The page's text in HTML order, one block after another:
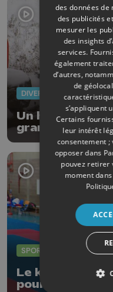
DIVERS
Un habit
grands froids
SPORTS
Le karaté
pour un stage
des données
des publicités
mesurer les
des insights
services.
également
d’autres,
de
s’appliquent
Certains
leur intérêt
consentement ;
opposer dans
pouvez retirer
moment dans